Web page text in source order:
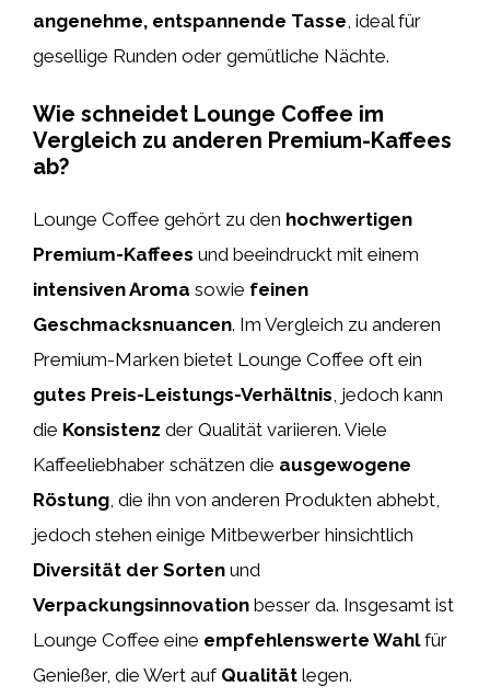
angenehme, entspannende Tasse , ideal für
gesellige Runden oder gemütliche Nächte.
Wie schneidet Lounge Coffee im
Vergleich zu anderen Premium-Kaffees
ab?
Lounge Coffee gehört zu den hochwertigen
Premium-Kaffees und beeindruckt mit einem
intensiven Aroma sowie feinen
Geschmacksnuancen. Im Vergleich zu anderen
Premium-Marken bietet Lounge Coffee oft ein
gutes Preis-Leistungs-Verhältnis, jedoch kann
die Konsistenz der Qualität variieren. Viele
Kaffeeliebhaber schätzen die ausgewogene
Röstung, die ihn von anderen Produkten abhebt,
jedoch stehen einige Mitbewerber hinsichtlich
Diversität der Sorten und
Verpackungsinnovation besser da. Insgesamt ist
Lounge Coffee eine empfehlenswerte Wahlfür
Genießer, die Wert auf Qualität legen.